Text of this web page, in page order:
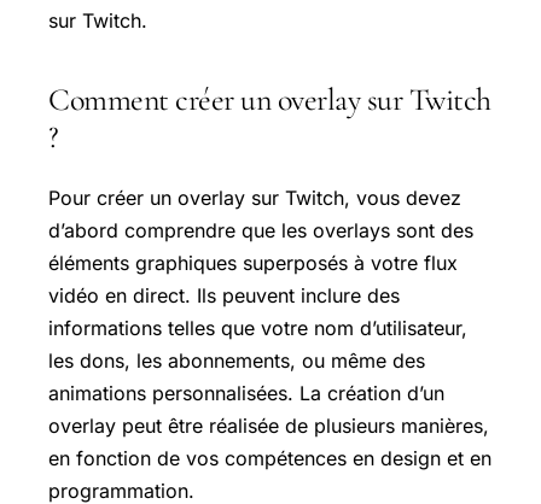
sur Twitch.
Comment créer un overlay sur Twitch
?
Pour créer un overlay sur Twitch, vous devez
d’abord comprendre que les overlays sont des
éléments graphiques superposés à votre flux
vidéo en direct. Ils peuvent inclure des
informations telles que votre nom d’utilisateur,
les dons, les abonnements, ou même des
animations personnalisées. La création d’un
overlay peut être réalisée de plusieurs manières,
en fonction de vos compétences en design et en
programmation.